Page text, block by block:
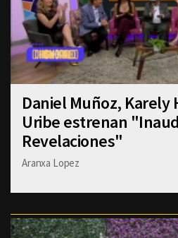
Daniel Muñoz, Karely
Uribe estrenan
Revelaciones"
Aranxa Lopez